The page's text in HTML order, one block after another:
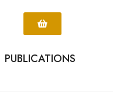
PUBLICATIONS